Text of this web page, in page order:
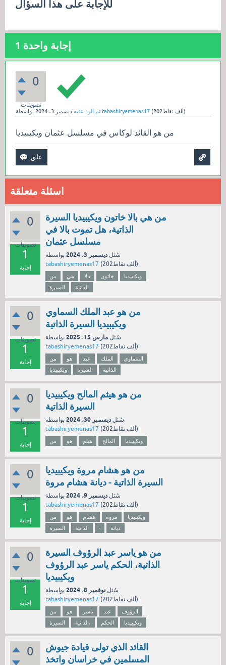
للإجابة على هذا السؤال
1 إجابة واحدة
0
تصويتات
تم الرد عليه ديسمبر 3، 2024 tabashiryemenas17 ( 202ألفنقاط)
من هو القائد لوكاس في مسلسل عثمان ويكيبيديا
اسئلة متعلقة
0
تصويتات
1
إجابة
من هي بالا خاتون ويكيبيديا السيرة
الذاتية، هل تموت بالا في
مسلسل عثمان
سُئل ديسمبر 3، 2024
بواسطة
tabashiryemenas17 ( 202ألف نقاط)
من هي بالا خاتون
ويكيبيديا
السيرة
الذاتية
0
تصويتات
1
إجابة
من هو عبد الملك السماوي
ويكيبيديا السيرة الذاتية
سُئل مارس 15، 2025
بواسطة
tabashiryemenas17 ( 202ألف نقاط)
من هو عبد الملك
السماوي
ويكيبيديا
السيرة الذاتية
0
تصويتات
1
إجابة
من هو هيثم المالح ويكيبيديا
السيرة الذاتية
سُئل ديسمبر 30، 2024
بواسطة
tabashiryemenas17 ( 202ألف نقاط)
من هو هيثم المالح ويكيبيديا
0
تصويتات
1
إجابة
من هو هشام مروة ويكيبيديا
السيرة الذاتية - ديانة هشام مروة
سُئل ديسمبر 9، 2024
بواسطة
tabashiryemenas17 ( 202ألف نقاط)
من هو هشام مروة
ويكيبيديا
السيرة
الذاتية - ديانة
0
تصويتات
1
إجابة
من هو ياسر عبد الرؤوف السيرة
الذاتية، الحكم ياسر عبد الرؤوف
ويكيبيديا
سُئل نوفمبر 8، 2024
بواسطة
tabashiryemenas17 ( 202ألف نقاط)
من هو ياسر عبد
الرؤوف
السيرة
الذاتية، الحكم ويكيبيديا
0
القائد الذي تولى قيادة جيوش
المسلمين في خراسان واتخذ